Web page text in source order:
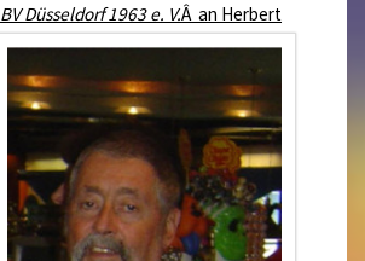
BV Düsseldorf 1963 e. V.Â an Herbert